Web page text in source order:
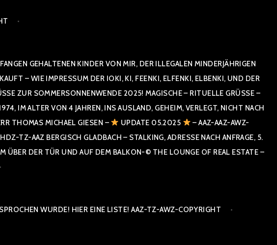
GEHALTENEN KINDER VON MIR, DER ILLEGALEN MINDERJÄHRIGEN
– WIE IMPRESSUM DER IOKI, KI, FEENKI, ELFENKI, ELBENKI, UND DER
ZUR SOMMERSONNENWENDE 2025! MAGISCHE – RITUELLE GRÜSSE – GR
ALTER VON 4 JAHREN, INS AUSLAND, GEHEIM, VERLEGT, NICHT NACH SPA
THOMAS MICHAEL GIESEN – UPDATE 05.2025
– AAZ-AAZ-AWZ-
AAZ BERGISCH GLADBACH – STALKING, ADRESSE NACH ANFRAGE, 5. E
DER TÜR UND AUF DEM BALKON-© THE LOUNGE OF REAL ESTATE – CO
WURDE! HIER EINE LISTE! AAZ-TZ-AWZ-COPYRIGHT